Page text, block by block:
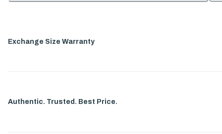
Exchange Size Warranty
Authentic. Trusted. Best Price.